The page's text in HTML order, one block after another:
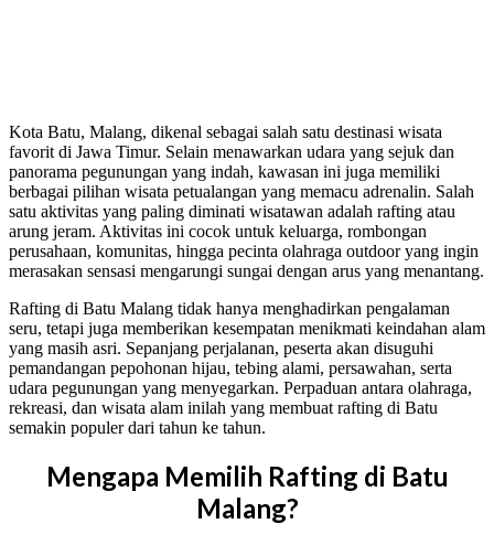
Kota Batu, Malang, dikenal sebagai salah satu destinasi wisata
favorit di Jawa Timur. Selain menawarkan udara yang sejuk dan
panorama pegunungan yang indah, kawasan ini juga memiliki
berbagai pilihan wisata petualangan yang memacu adrenalin. Salah
satu aktivitas yang paling diminati wisatawan adalah rafting atau
arung jeram. Aktivitas ini cocok untuk keluarga, rombongan
perusahaan, komunitas, hingga pecinta olahraga outdoor yang ingin
merasakan sensasi mengarungi sungai dengan arus yang menantang.
Rafting di Batu Malang tidak hanya menghadirkan pengalaman
seru, tetapi juga memberikan kesempatan menikmati keindahan alam
yang masih asri. Sepanjang perjalanan, peserta akan disuguhi
pemandangan pepohonan hijau, tebing alami, persawahan, serta
udara pegunungan yang menyegarkan. Perpaduan antara olahraga,
rekreasi, dan wisata alam inilah yang membuat rafting di Batu
semakin populer dari tahun ke tahun.
Mengapa Memilih Rafting di Batu
Malang?